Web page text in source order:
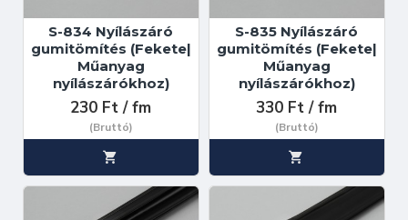
S-834 Nyílászáró
gumitömítés (Fekete|
Műanyag
nyílászárókhoz)
230 Ft / fm
(Bruttó)
S-835 Nyílászáró
gumitömítés (Fekete|
Műanyag
nyílászárókhoz)
330 Ft / fm
(Bruttó)